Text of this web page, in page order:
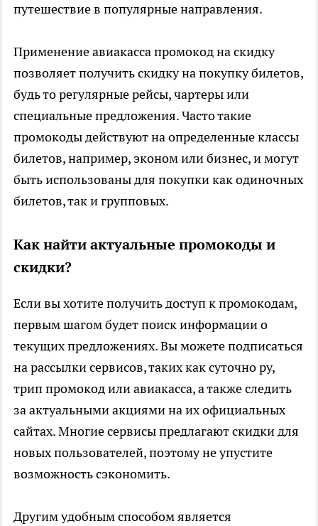
путешествие в популярные направления.
Применениеавиакасса промокод на скидку
позволяет получить скидку на покупку билетов,
будь то регулярные рейсы, чартеры или
специальные предложения. Часто такие
промокоды действуют на определенные классы
билетов, например, эконом или бизнес, и могут
быть использованы для покупки как одиночных
билетов, так и групповых.
Как найти актуальные промокоды и
скидки?
Если вы хотите получить доступ к промокодам,
первым шагом будет поиск информации о
текущих предложениях. Вы можете подписаться
на рассылки сервисов, таких как суточно ру,
трип промокод или авиакасса, а также следить
за актуальными акциями на их официальных
сайтах. Многие сервисы предлагают скидки для
новых пользователей, поэтому не упустите
возможность сэкономить.
Другим удобным способом является